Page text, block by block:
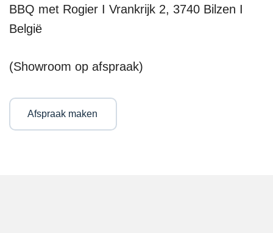
BBQ met Rogier I Vrankrijk 2, 3740 Bilzen I
België
(Showroom op afspraak)
Afspraak maken